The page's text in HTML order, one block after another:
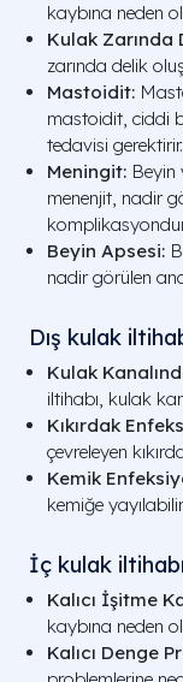
kaybına neden
Kulak Zarında
zarında delik
Mastoidit:
mastoidit, ciddi
tedavisi gerektirir.
Meningit: Beyin
menenjit, nadir
Beyin Apsesi:
nadir görülen
Dış kulak
Kulak
iltihabı, kulak
Kıkırdak
çevreleyen
Kemik
kemiğe
İç kulak
Kalıcı İşitme
kaybına neden
Kalıcı Denge